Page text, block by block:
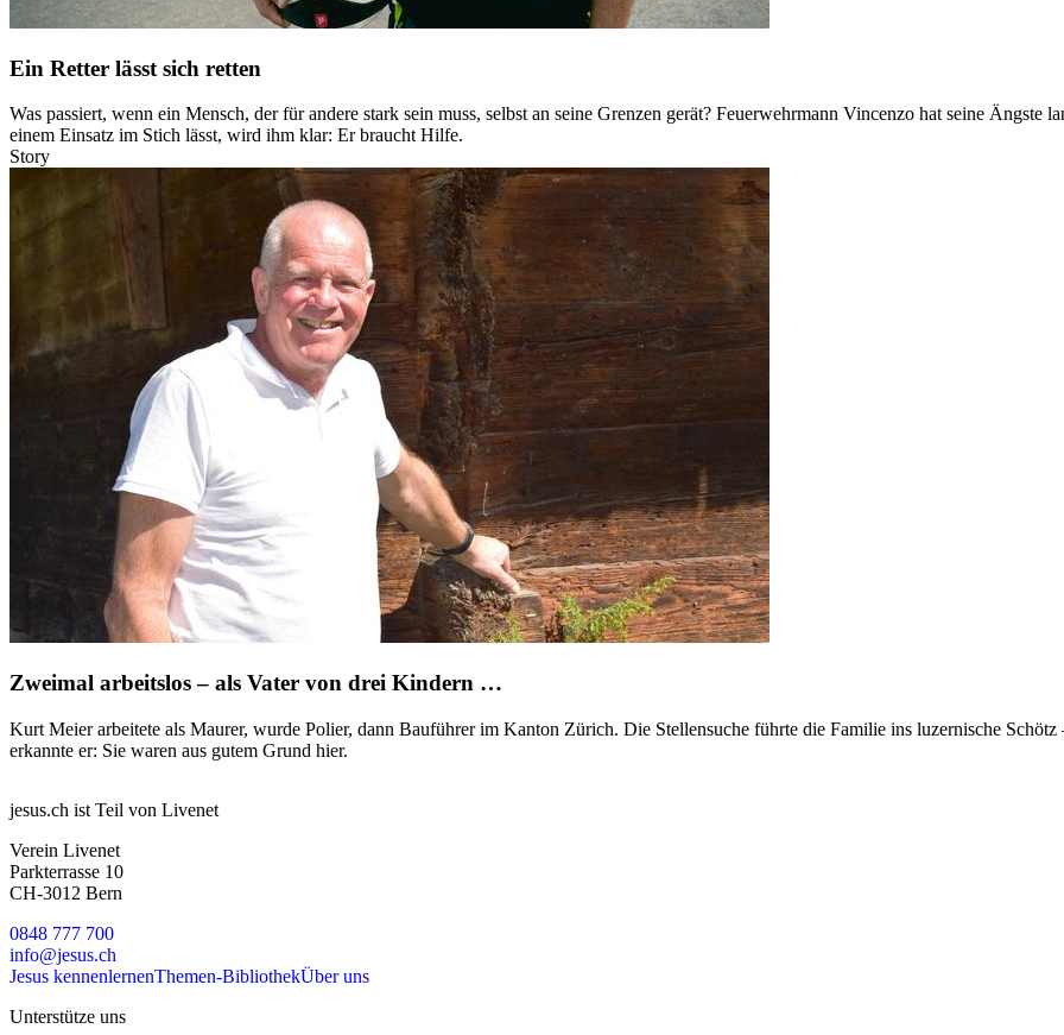
Ein Retter lässt sich retten
Was passiert, wenn ein Mensch, der für andere stark sein muss, selbst an seine Grenzen gerät? Feuerwehrmann Vincenzo hat seine
einem Einsatz im Stich lässt, wird ihm klar: Er braucht Hilfe.
Story
Zweimal arbeitslos – als Vater von drei Kindern …
Kurt Meier arbeitete als Maurer, wurde Polier, dann Bauführer im Kanton Zürich. Die Stellensuche führte die Familie ins luzernische
erkannte er: Sie waren aus gutem Grund hier.
jesus.ch ist Teil von Livenet
Verein Livenet
Parkterrasse 10
CH-3012 Bern
0848 777 700
info@jesus.ch
Jesus kennenlernenThemen-BibliothekÜber uns
Unterstütze uns